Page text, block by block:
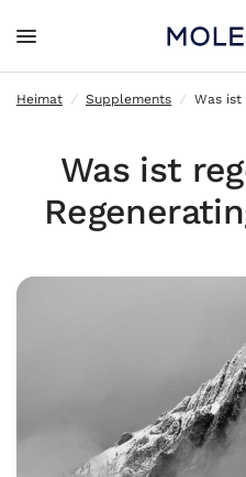
Heimat / Supplements / Was ist
Was ist regeNAD (NAD Regenerating Complex)?
Was ist